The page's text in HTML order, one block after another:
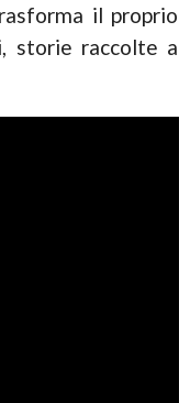
il proprio
storie raccolte a